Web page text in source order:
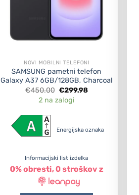
NOVI MOBILNI TELEFONI
SAMSUNG pametni telefon
Galaxy A37 6GB/128GB, Charcoal
€450.00 Original
price
was:
€299.98Current
2 na zalogi
Energijska oznaka
Informacijski list izdelka
0% obresti, 0 stroškov z